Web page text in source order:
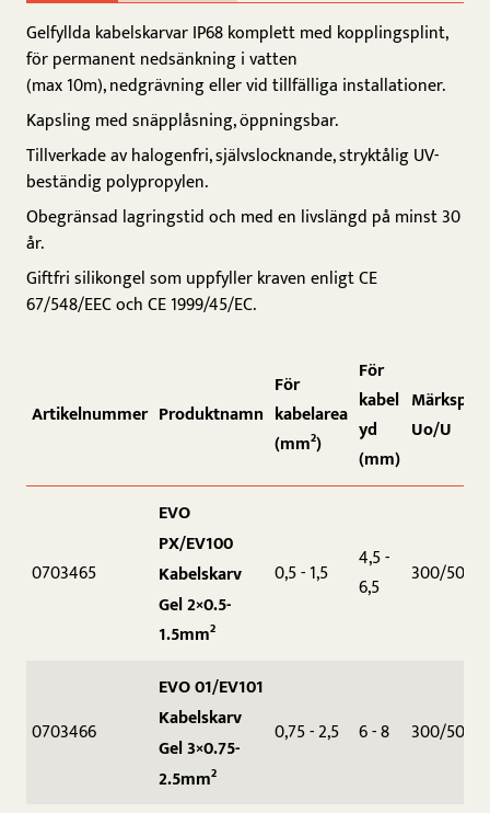
Gelfyllda kabelskarvar IP68 komplett med kopplingsplint,
för permanent nedsänkning i vatten
(max 10m), nedgrävning eller vid tillfälliga installationer.
Kapsling med snäpplåsning, öppningsbar.
Tillverkade av halogenfri, självslocknande, stryktålig UV-
beständig polypropylen.
Obegränsad lagringstid och med en livslängd på minst 30
år.
Giftfri silikongel som uppfyller kraven enligt CE
67/548/EEC och CE 1999/45/EC.
Artikelnummer Produktnamn
För
kabelarea
(mm²)
För
kabel
yd
(mm)
Uo/U
0703465
EVO
PX/EV100
Kabelskarv
Gel 2×0.5-
1.5mm²
0,5 - 1,5
4,5 -
6,5
300/500 V
0703466
EVO 01/EV101
Kabelskarv
Gel 3×0.75-
2.5mm²
0,75 - 2,5 6 - 8 300/500 V